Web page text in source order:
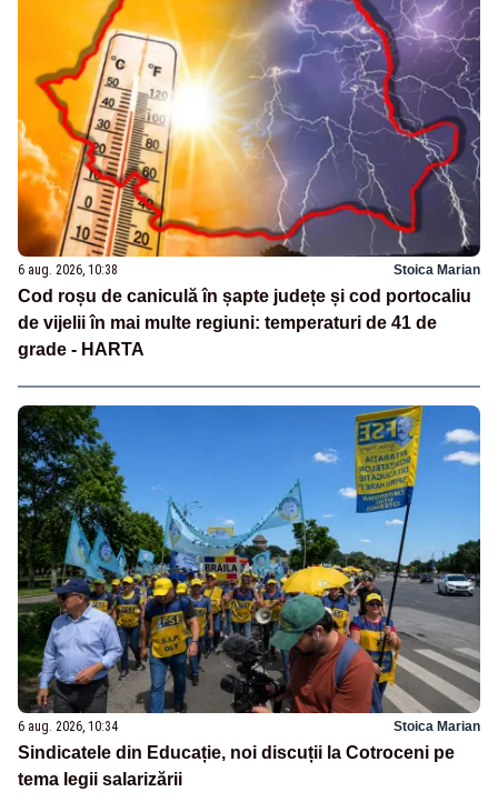
6 aug. 2026, 10:38 Stoica Marian
Cod roșu de caniculă în șapte județe și cod portocaliu
de vijelii în mai multe regiuni: temperaturi de 41 de
grade - HARTA
6 aug. 2026, 10:34 Stoica Marian
Sindicatele din Educație, noi discuții la Cotroceni pe
tema legii salarizării